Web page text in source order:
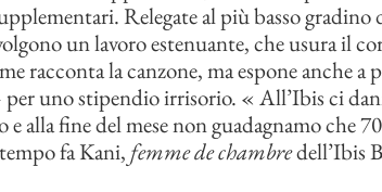
Relegate al più basso gradino
un lavoro estenuante, che usura il
racconta la canzone, ma espone anche a
per uno stipendio irrisorio. « All’Ibis ci
e alla fine del mese non guadagnamo che
fa Kani, femme de chambredell’Ibis